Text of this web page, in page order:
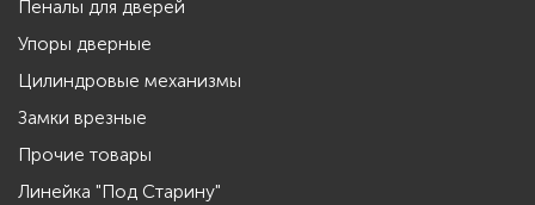
Пеналы для дверей
Упоры дверные
Цилиндровые механизмы
Замки врезные
Прочие товары
Линейка "Под Старину"